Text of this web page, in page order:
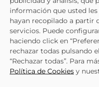
información que usted
hayan recopilado a partir
servicios. Puede
haciendo click en
rechazar todas pulsando
“Rechazar todas”. Para
Política de Cookies y